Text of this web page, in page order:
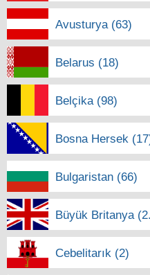
Avusturya (63)
Belarus (18)
Belçika (98)
Bosna Hersek
Bulgaristan (66)
Büyük Britanya
Cebelitarık (2)